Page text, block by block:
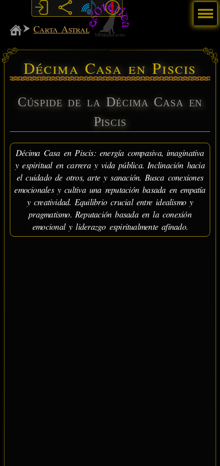
MiSabueso
Carta Astral
Décima Casa en Piscis
Cúspide de la Décima Casa en
Piscis
Décima Casa en Piscis: energía compasiva, imaginativa
y espiritual en carrera y vida pública. Inclinación hacia
el cuidado de otros, arte y sanación. Busca conexiones
emocionales y cultiva una reputación basada en empatía
y creatividad. Equilibrio crucial entre idealismo y
pragmatismo. Reputación basada en la conexión
emocional y liderazgo espiritualmente afinado.
Menú